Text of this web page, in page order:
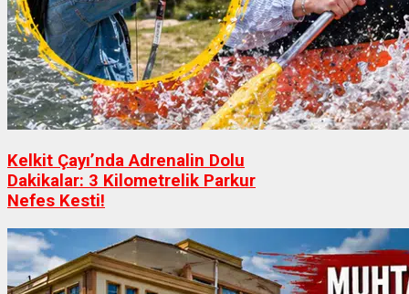
Kelkit Çayı’nda Adrenalin Dolu
Dakikalar: 3 Kilometrelik Parkur
Nefes Kesti!